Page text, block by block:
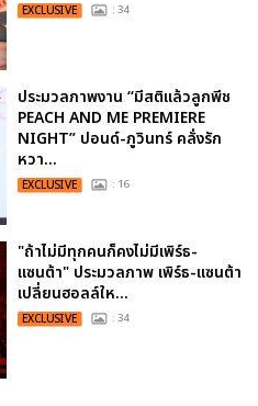
EXCLUSIVE : 34
ประมวลภาพงาน “มีสติแล้วลูกพีช
PEACH AND ME PREMIERE
NIGHT” ปอนด์-ภูวินทร์ คลั่งรัก
หวา...
EXCLUSIVE : 16
"ถ้าไม่มีทุกคนก็คงไม่มีเพิร์ธ-
แซนต้า" ประมวลภาพ เพิร์ธ-แซนต้า
เปลี่ยนฮอลล์ให...
EXCLUSIVE : 34